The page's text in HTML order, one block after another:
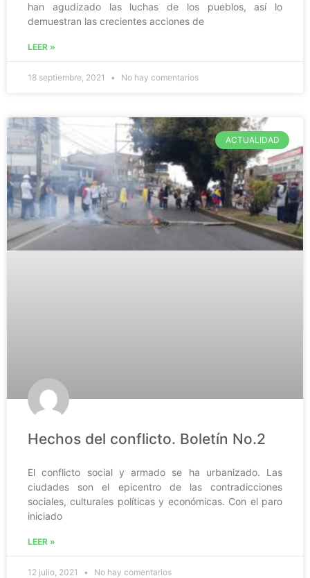
han agudizado las luchas de los pueblos, así lo
demuestran las crecientes acciones de
LEER »
18 septiembre, 2021 No hay comentarios
ACTUALIDAD
Hechos del conflicto. Boletín No.2
El conflicto social y armado se ha urbanizado. Las
ciudades son el epicentro de las contradicciones
sociales, culturales políticas y económicas. Con el paro
iniciado
LEER »
12 julio, 2021 No hay comentarios